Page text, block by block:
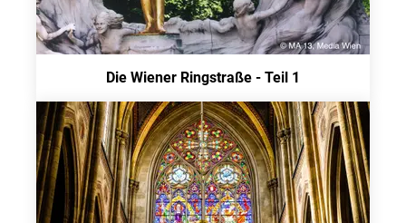
Die Wiener Ringstraße - Teil 1